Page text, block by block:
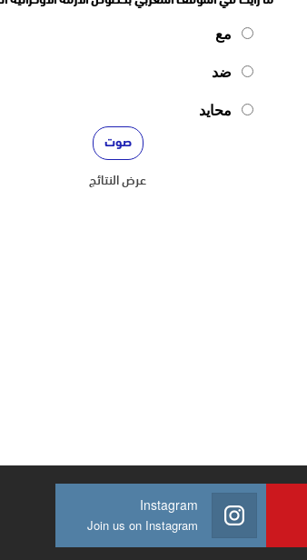
مع
ضد
محايد
عرض النتائج
Instagram
Join us on Instagram